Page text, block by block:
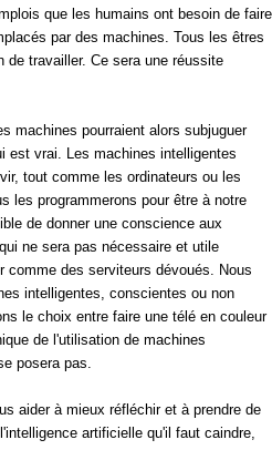
que les humains ont besoin de faire
par des machines. Tous les êtres
de travailler. Ce sera une réussite
machines pourraient alors subjuguer
est vrai. Les machines intelligentes
tout comme les ordinateurs ou les
les programmerons pour être à notre
de donner une conscience aux
ne sera pas nécessaire et utile
comme des serviteurs dévoués. Nous
intelligentes, conscientes ou non
le choix entre faire une télé en couleur
de l'utilisation de machines
posera pas.
aider à mieux réfléchir et à prendre de
artificielle qu'il faut caindre,